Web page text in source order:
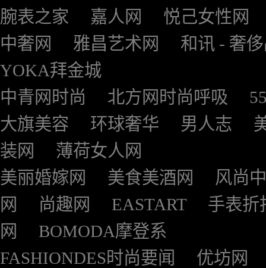
腕表之家
嘉人网
悦己女性网
中奢网
雅昌艺术网
和讯 - 奢
YOKA拜金城
中青网时尚
北方网时尚呼吸
大旗美容
环球奢华 男人志
装网
薄荷女人网
美丽婚嫁网
美食美酒网
风尚
网
尚趣网 EASTART
手表折
网
BOMODA摩登系
FASHIONDES时尚要闻
优坊网